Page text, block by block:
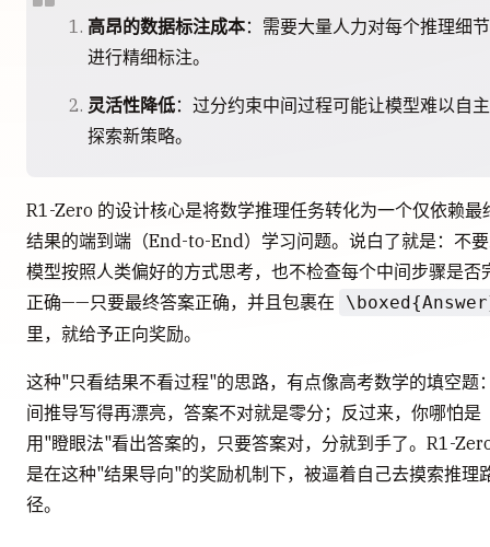
高昂的数据标注成本：需要大量人力对每个推理细节
进行精细标注。
灵活性降低：过分约束中间过程可能让模型难以自主
探索新策略。
R1-Zero 的设计核心是将数学推理任务转化为一个仅依赖最
结果的端到端（End-to-End）学习问题。说白了就是：不
模型按照人类偏好的方式思考，也不检查每个中间步骤是否
正确——只要最终答案正确，并且包裹在
里，就给予正向奖励。
这种"只看结果不看过程"的思路，有点像高考数学的填空题
间推导写得再漂亮，答案不对就是零分；反过来，你哪怕是
用"瞪眼法"看出答案的，只要答案对，分就到手了。R1-
是在这种"结果导向"的奖励机制下，被逼着自己去摸索推理
径。